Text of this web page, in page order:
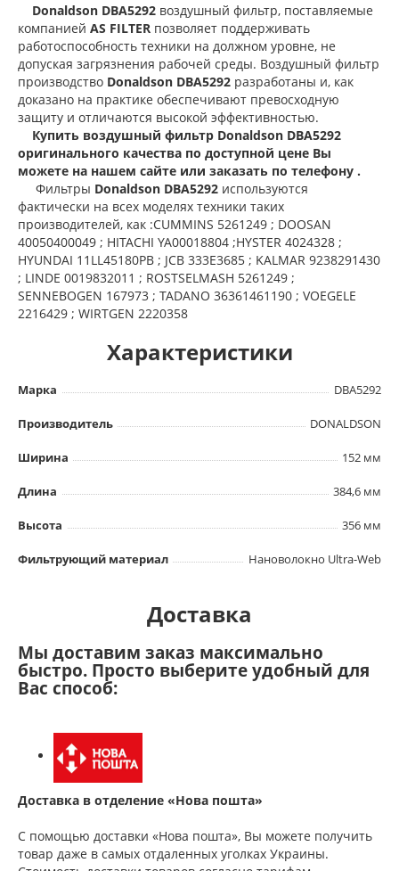
Donaldson DBA5292 воздушный фильтр, поставляемые
компанией AS FILTER позволяет поддерживать
работоспособность техники на должном уровне, не
допуская загрязнения рабочей среды. Воздушный фильтр
производство Donaldson DBA5292 разработаны и, как
доказано на практике обеспечивают превосходную
защиту и отличаются высокой эффективностью.
Купить воздушный фильтр Donaldson DBA5292
оригинального качества по доступной цене Вы
можете на нашем сайте или заказать по телефону .
Фильтры Donaldson DBA5292 используются
фактически на всех моделях техники таких
производителей, как :CUMMINS 5261249 ; DOOSAN
40050400049 ; HITACHI YA00018804 ;HYSTER 4024328 ;
HYUNDAI 11LL45180PB ; JCB 333E3685 ; KALMAR 9238291430
; LINDE 0019832011 ; ROSTSELMASH 5261249 ;
SENNEBOGEN 167973 ; TADANO 36361461190 ; VOEGELE
2216429 ; WIRTGEN 2220358
Характеристики
Марка DBA5292
Производитель DONALDSON
Ширина 152 мм
Длина 384,6 мм
Высота 356 мм
Фильтрующий материал Нановолокно Ultra-Web
Доставка
Мы доставим заказ максимально
быстро. Просто выберите удобный для
Вас способ:
Доставка в отделение «Нова пошта»
С помощью доставки «Нова пошта», Вы можете получить
товар даже в самых отдаленных уголках Украины.